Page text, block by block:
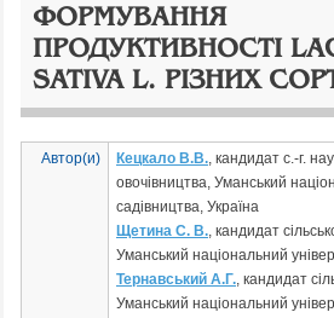
ФОРМУВАННЯ
ПРОДУКТИВНОСТІ
SATIVA L. РІЗНИХ
Автор(и) Кецкало В.В., кандидат с.-г.
овочівництва, Уманський
садівництва, Україна
Щетина С. В., кандидат
Уманський національний
Тернавський А.Г., кандидат
Уманський національний